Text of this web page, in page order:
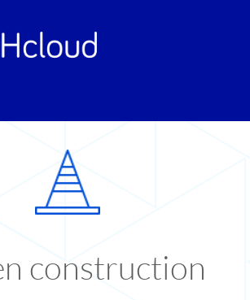
construction